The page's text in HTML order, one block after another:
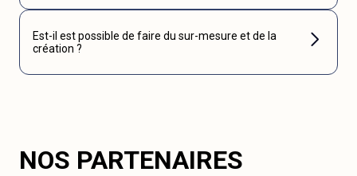
Est-il est possible de faire du sur-mesure et de la
création ?
NOS PARTENAIRES